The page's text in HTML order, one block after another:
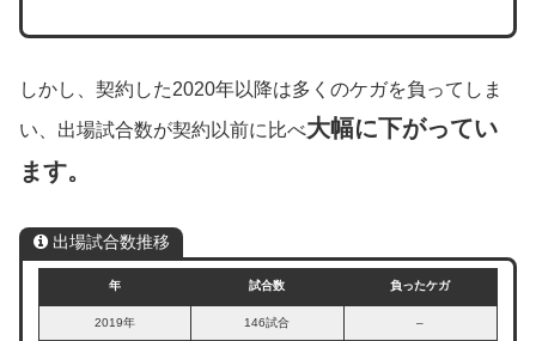
しかし、契約した2020年以降は多くのケガを負ってしま
い、出場試合数が契約以前に比べ大幅に下がってい
ます。
出場試合数推移
年 試合数 負ったケガ
2019年 146試合 –